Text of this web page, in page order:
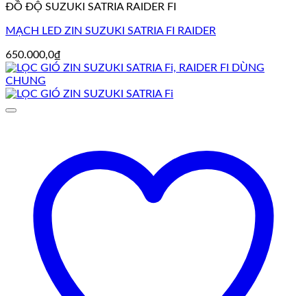
ĐỒ ĐỘ SUZUKI SATRIA RAIDER FI
MẠCH LED ZIN SUZUKI SATRIA FI RAIDER
650.000,0₫